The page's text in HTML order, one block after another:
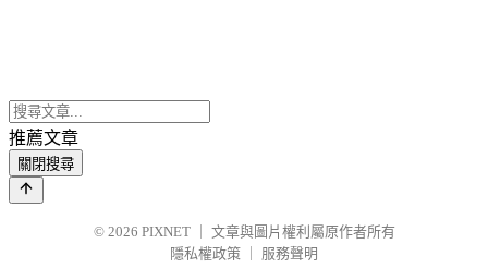
推薦文章
關閉搜尋
© 2026 PIXNET
文章與圖片權利屬原作者所有
隱私權政策
服務聲明